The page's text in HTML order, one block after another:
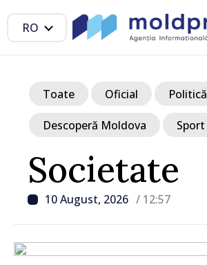
RO
Societate
10 August, 2026 / 12:57
Toate Oficial Politică
Descoperă Moldova Sport